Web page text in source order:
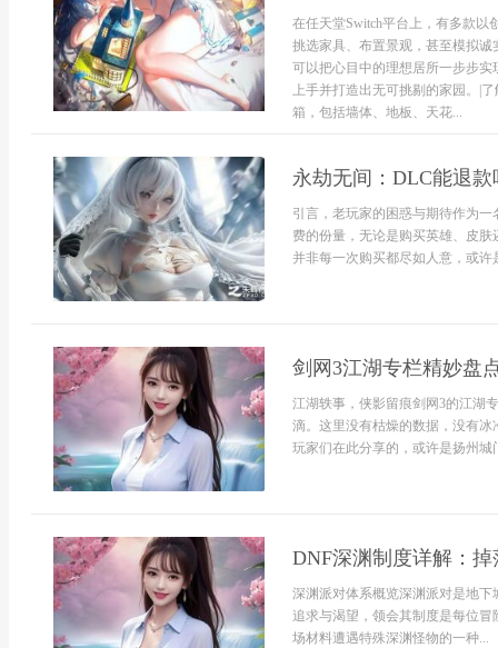
在任天堂Switch平台上，有多款以
挑选家具、布置景观，甚至模拟
可以把心目中的理想居所一步步
上手并打造出无可挑剔的家园。|
箱，包括墙体、地板、天花...
永劫无间：DLC能退
引言，老玩家的困惑与期待作为
费的份量，无论是购买英雄、皮
并非每一次购买都尽如人意，或
剑网3江湖专栏精妙盘
江湖轶事，侠影留痕剑网3的江湖
滴。这里没有枯燥的数据，没有
玩家们在此分享的，或许是扬州城
DNF深渊制度详解：
深渊派对体系概览深渊派对是地
追求与渴望，领会其制度是每位
场材料遭遇特殊深渊怪物的一种...